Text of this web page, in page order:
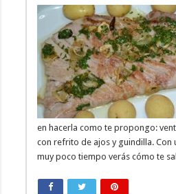
en hacerla como te propongo:
con refrito de ajos y guindilla. Con
muy poco tiempo verás cómo te